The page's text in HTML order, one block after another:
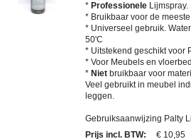
* Professionele Lijmspray.
* Bruikbaar voor de
* Universeel gebruik.
50'C
* Uitstekend geschikt voor
* Voor Meubels en
* Niet bruikbaar voor
Veel gebruikt in meubel
leggen.
Gebruiksaanwijzing Palty
Prijs incl. BTW:
€ 10,95